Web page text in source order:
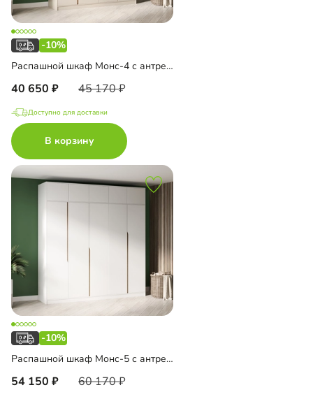
-10%
Распашной шкаф Монс-4 с антресолью
40 650 45 170
Доступно для доставки
В корзину
-10%
Распашной шкаф Монс-5 с антресолью
54 150 60 170